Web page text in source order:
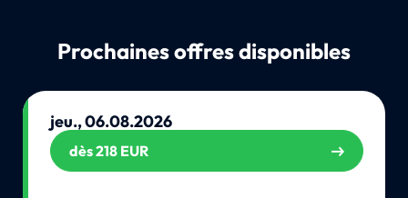
Prochaines offres disponibles
jeu., 06.08.2026
dès 218 EUR